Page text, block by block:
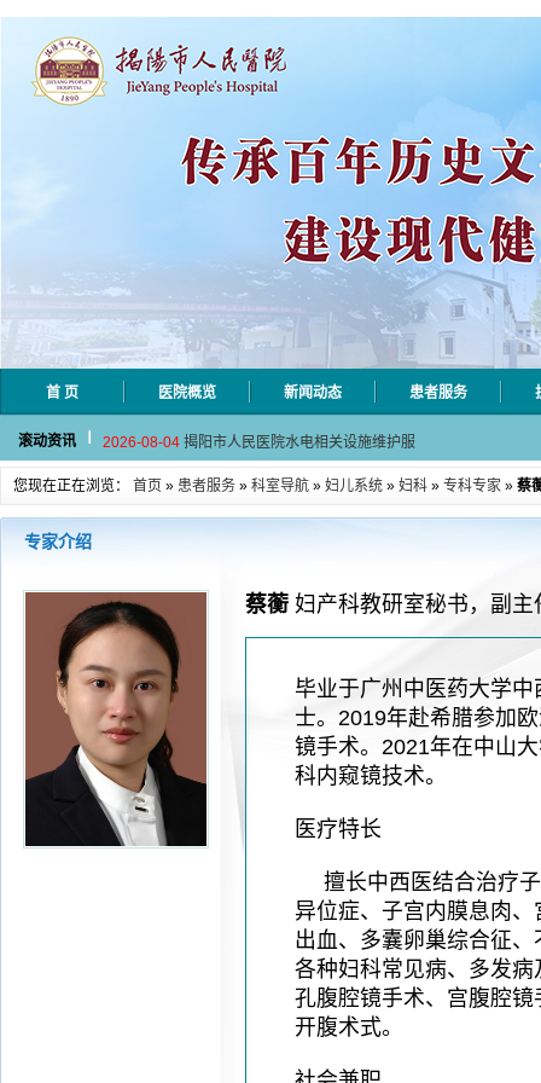
首 页 医院概览 新闻动态 患者服务
滚动资讯
2026-08-06 揭阳市人民医院采集自动对焦相机市
2026-08-04 揭阳市人民医院水电相关设施维护服
2026-07-31 学术聚力！妇儿分论坛精彩收官
2026-07-31 以学术聚合力 | 运动健康分论坛助
2026-07-31 大咖云集探内科前沿！首届榕江医学
2026-07-31
学术聚力！妇儿分论坛精彩收官
2026-07-31
以学术聚合力 | 运动健康分论坛助
您现在正在浏览： 首页 » 患者服务 » 科室导航 » 妇儿系统 » 妇科 » 专科专家 » 蔡
专家介绍
蔡蘅 妇产科教研室秘书，副主
毕业于广州中医药大学
士。2019年赴希腊参加
镜手术。2021年在中山
科内窥镜技术。
医疗特长
擅长中西医结合治疗
异位症、子宫内膜息肉
出血、多囊卵巢综合征
各种妇科常见病、多发
孔腹腔镜手术、宫腹腔
开腹术式。